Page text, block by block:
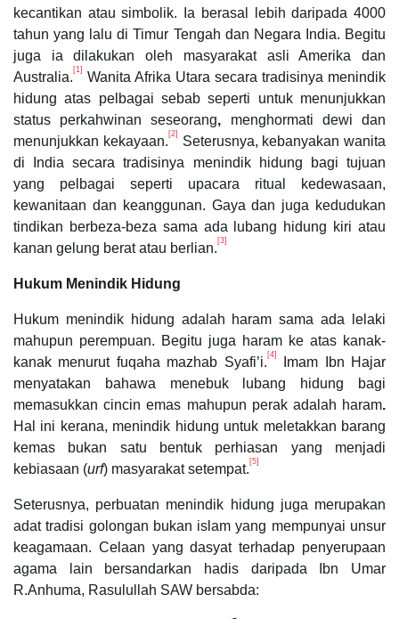
kecantikan atau simbolik. Ia berasal lebih daripada 4000
tahun yang lalu di Timur Tengah dan Negara India. Begitu
juga ia dilakukan oleh masyarakat asli Amerika dan
Australia. [1]
Wanita Afrika Utara secara tradisinya menindik
hidung atas pelbagai sebab seperti untuk menunjukkan
status perkahwinan seseorang, menghormati dewi dan
menunjukkan kekayaan. [2]
Seterusnya, kebanyakan wanita
di India secara tradisinya menindik hidung bagi tujuan
yang pelbagai seperti upacara ritual kedewasaan,
kewanitaan dan keanggunan. Gaya dan juga kedudukan
tindikan berbeza-beza sama ada lubang hidung kiri atau
kanan gelung berat atau berlian. [3]
Hukum Menindik Hidung
Hukum menindik hidung adalah haram sama ada lelaki
mahupun perempuan. Begitu juga haram ke atas kanak-
kanak menurut fuqaha mazhab Syafi’i. [4]
Imam Ibn Hajar
menyatakan bahawa menebuk lubang hidung bagi
memasukkan cincin emas mahupun perak adalah haram.
Hal ini kerana, menindik hidung untuk meletakkan barang
kemas bukan satu bentuk perhiasan yang menjadi
kebiasaan (urf) masyarakat setempat. [5]
Seterusnya, perbuatan menindik hidung juga merupakan
adat tradisi golongan bukan islam yang mempunyai unsur
keagamaan. Celaan yang dasyat terhadap penyerupaan
agama lain bersandarkan hadis daripada Ibn Umar
R.Anhuma, Rasulullah SAW bersabda: